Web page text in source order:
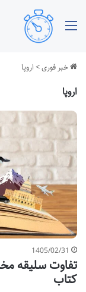
خبر فوری> اروپا
اروپا
1405/02/31
تفاوت سلیقه
کتاب